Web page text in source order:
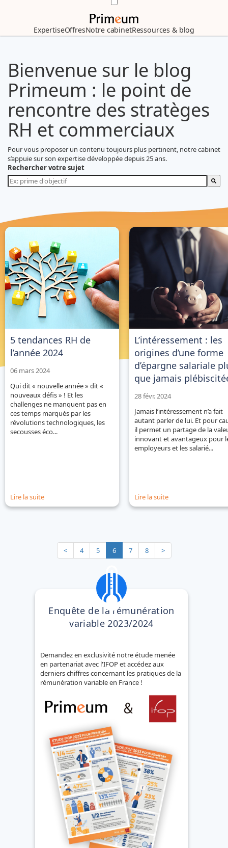
ExpertiseOffresNotre cabinetRessources & blog
Bienvenue sur le blog
Primeum : le point de
rencontre des stratèges
RH et commerciaux
Pour vous proposer un contenu toujours plus pertinent, notre cabinet
s’appuie sur son expertise développée depuis 25 ans.
Rechercher votre sujet
5 tendances RH de
l’année 2024
06 mars 2024
Qui dit « nouvelle année » dit «
nouveaux défis » ! Et les
challenges ne manquent pas en
ces temps marqués par les
révolutions technologiques, les
secousses éco...
Lire la suite
L’intéressement : les
origines d’une forme
d’épargne salariale
que jamais
28 févr. 2024
Jamais l’intéressement n’a fait
autant parler de lui. Et pour
il permet un partage de la
innovant et avantageux pour
employeurs et les salarié...
Lire la suite
<Précédent
4 5 6 7 8 >Suivant
Enquête de la rémunération
variable 2023/2024
Demandez en exclusivité notre étude menée
en partenariat avec l'IFOP et accédez aux
derniers chiffres concernant les pratiques de la
rémunération variable en France !